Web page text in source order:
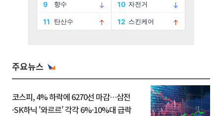
주요뉴스
코스피, 4% 하락에 6270선 마감…삼전
·SK하닉 '와르르' 각각 6%·10%대 급락